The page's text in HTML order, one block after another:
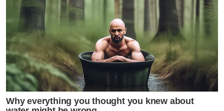
Why everything you thought you knew about